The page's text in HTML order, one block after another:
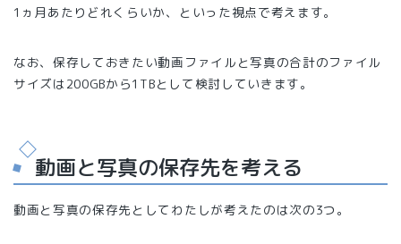
1ヵ月あたりどれくらいか、といった視点で考えます。
なお、保存しておきたい動画ファイルと写真の合計のファイル
サイズは200GBから1TBとして検討していきます。
動画と写真の保存先を考える
動画と写真の保存先としてわたしが考えたのは次の3つ。